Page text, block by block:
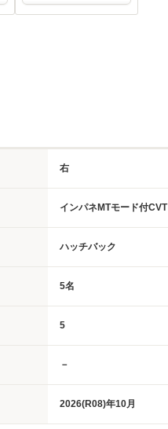
右
インパネMTモード付CVT
ハッチバック
5名
5
－
2026(R08)年10月